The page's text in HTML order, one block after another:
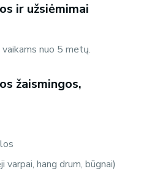
ir užsiėmimai
nuo 5 metų.
žaismingos,
hang drum, būgnai)